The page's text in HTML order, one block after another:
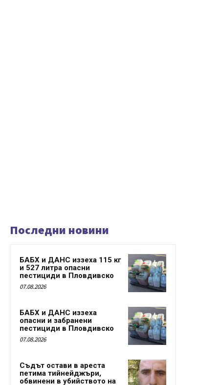
Последни новини
БАБХ и ДАНС иззеха 115 кг
и 527 литра опасни
пестициди в Пловдивско
07.08.2026
БАБХ и ДАНС иззеха
опасни и забранени
пестициди в Пловдивско
07.08.2026
Съдът остави в ареста
петима тийнейджъри,
обвинени в убийството на